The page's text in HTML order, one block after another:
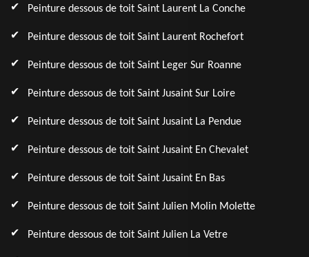
Peinture dessous de toit Saint Laurent La Conche
Peinture dessous de toit Saint Laurent Rochefort
Peinture dessous de toit Saint Leger Sur Roanne
Peinture dessous de toit Saint Jusaint Sur Loire
Peinture dessous de toit Saint Jusaint La Pendue
Peinture dessous de toit Saint Jusaint En Chevalet
Peinture dessous de toit Saint Jusaint En Bas
Peinture dessous de toit Saint Julien Molin Molette
Peinture dessous de toit Saint Julien La Vetre